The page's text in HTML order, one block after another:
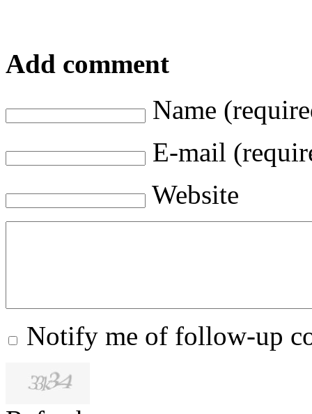
Add comment
Name
E-mail
Website
Notify me of follow-up